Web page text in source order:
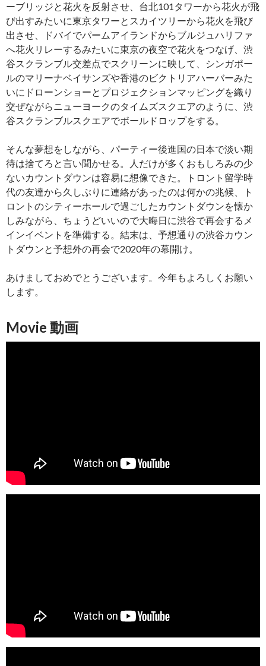
ーブリッジと花火を反射させ、台北101タワーから花火が飛
び出すみたいに東京タワーとスカイツリーから花火を飛び
出させ、ドバイでパームアイランドからブルジュハリファ
へ花火リレーするみたいに東京の夜空で花火をつなげ、渋
谷スクランブル交差点でスクリーンに映して、シンガポー
ルのマリーナベイサンズや香港のビクトリアハーバーみた
いにドローンショーとプロジェクションマッピングを織り
交ぜながらニューヨークのタイムズスクエアのように、渋
谷スクランブルスクエアでボールドロップをする。
そんな夢想をしながら、パーティー後進国の日本で淡い期
待は捨てろと言い聞かせる。人だけが多くおもしろみの少
ないカウントダウンは容易に想像できた。トロント留学時
代の友達から久しぶりに連絡があったのは何かの兆候、ト
ロントのシティーホールで過ごしたカウントダウンを懐か
しみながら、ちょうどいいので大晦日に渋谷で再会するメ
インイベントを準備する。結末は、予想通りの渋谷カウン
トダウンと予想外の再会で2020年の幕開け。
あけましておめでとうございます。今年もよろしくお願い
します。
Movie 動画